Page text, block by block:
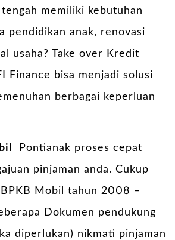
memiliki kebutuhan
pendidikan anak, renovasi
usaha? Take over Kredit
Finance bisa menjadi solusi
berbagai keperluan
Pontianak proses cepat
pinjaman anda. Cukup
Mobil tahun 2008 –
Dokumen pendukung
diperlukan) nikmati pinjaman